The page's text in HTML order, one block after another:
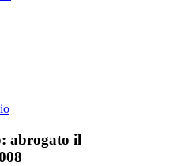
abrogato il